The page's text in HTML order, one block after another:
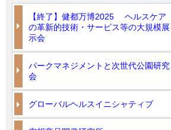
【終了】健都万博2025 ヘルスケア
の革新的技術・サービス等の大規模展
示会
パークマネジメントと次世代公園研究
会
グローバルヘルスイニシャティブ